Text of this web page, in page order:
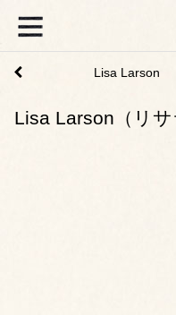
Lisa Larson
Lisa Larson（リ